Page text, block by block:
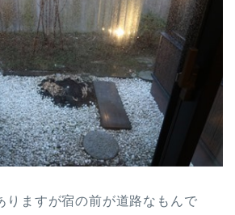
りますが宿の前が道路なもんで